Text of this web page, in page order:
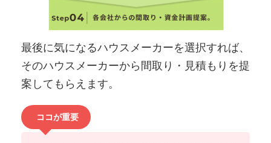
最後に気になるハウスメーカーを選択すれば、
そのハウスメーカーから間取り・見積もりを提
案してもらえます。
ココが重要